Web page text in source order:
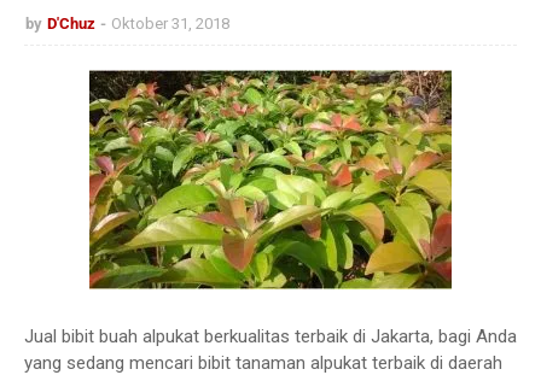
by D'Chuz Oktober 31, 2018
Jual bibit buah alpukat berkualitas terbaik di Jakarta, bagi Anda
yang sedang mencari bibit tanaman alpukat terbaik di daerah